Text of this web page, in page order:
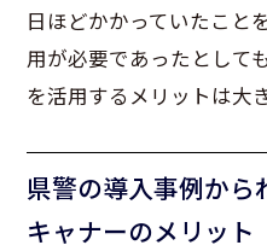
日ほどかかっていたこと
用が必要であったとして
を活用するメリットは大
県警の導入事例から
キャナーのメリット